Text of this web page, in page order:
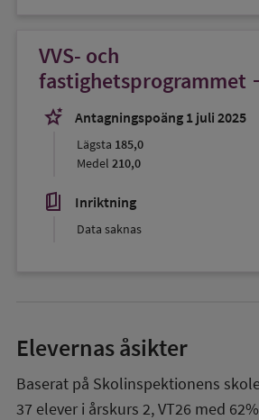
VVS- och
fastighetsprogrammet
stars_2
Antagningspoäng 1 juli 2025
Lägsta 185,0
Medel 210,0
book_5 Inriktning
Data saknas
Elevernas åsikter
Baserat på Skolinspektionens
37 elever i årskurs 2,VT26 med 62%